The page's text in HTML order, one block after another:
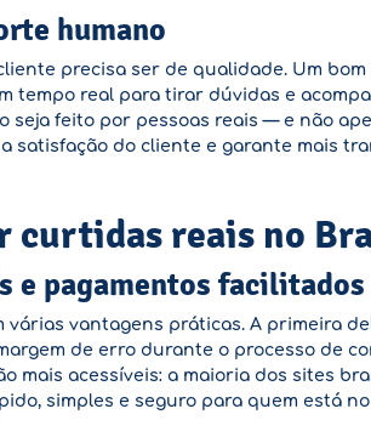
humano
precisa ser de qualidade. Um
tempo real para tirar dúvidas e
seja feito por pessoas reais — e não
satisfação do cliente e garante mais
curtidas reais no
e pagamentos facilitados
vantagens práticas. A primeira
de erro durante o processo de
mais acessíveis: a maioria dos sites
simples e seguro para quem está no